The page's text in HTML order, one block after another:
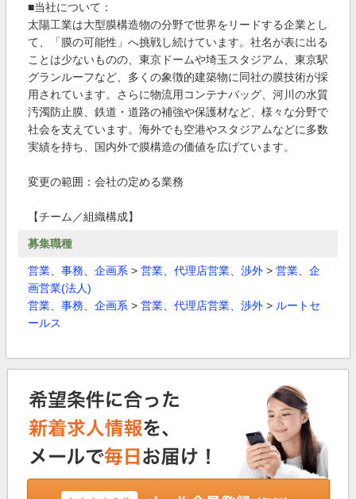
■当社について：
太陽工業は大型膜構造物の分野で世界をリードする企業とし
て、「膜の可能性」へ挑戦し続けています。社名が表に出る
ことは少ないものの、東京ドームや埼玉スタジアム、東京駅
グランルーフなど、多くの象徴的建築物に同社の膜技術が採
用されています。さらに物流用コンテナバッグ、河川の水質
汚濁防止膜、鉄道・道路の補強や保護材など、様々な分野で
社会を支えています。海外でも空港やスタジアムなどに多数
実績を持ち、国内外で膜構造の価値を広げています。
変更の範囲：会社の定める業務
【チーム／組織構成】
募集職種
営業、事務、企画系 > 営業、代理店営業、渉外 > 営業、企
画営業(法人)
営業、事務、企画系 > 営業、代理店営業、渉外 > ルートセ
ールス